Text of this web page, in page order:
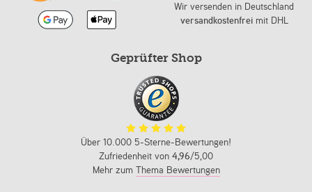
Wir versenden in Deutschland
versandkostenfreimit DHL
Geprüfter Shop
Über 10.000 5-Sterne-Bewertungen!
Zufriedenheit von 4,96/5,00
Mehr zum Thema Bewertungen